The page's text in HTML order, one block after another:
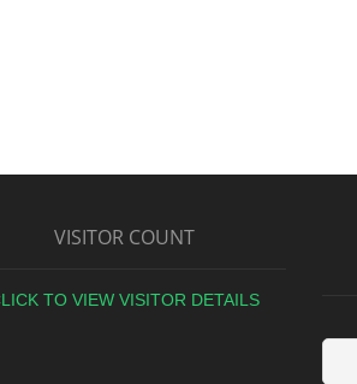
VISITOR COUNT
TO VIEW VISITOR DETAILS